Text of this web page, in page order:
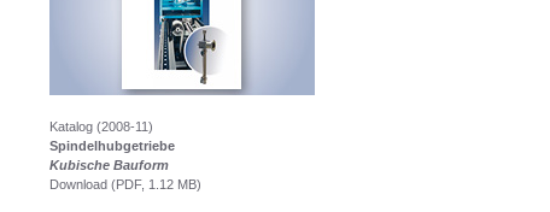
Katalog (2008-11)
Spindelhubgetriebe
Kubische Bauform
Download (PDF, 1.12 MB)